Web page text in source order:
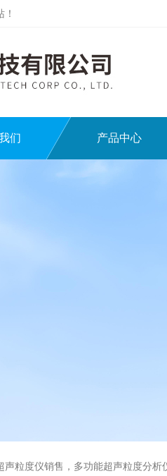
们 产品中心
功能超声粒度分析仪，粒度及Zeta电位分析仪，超声波